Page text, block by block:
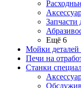
Запчасти
Ещё 6
Мойки деталей
Печи на
Станки